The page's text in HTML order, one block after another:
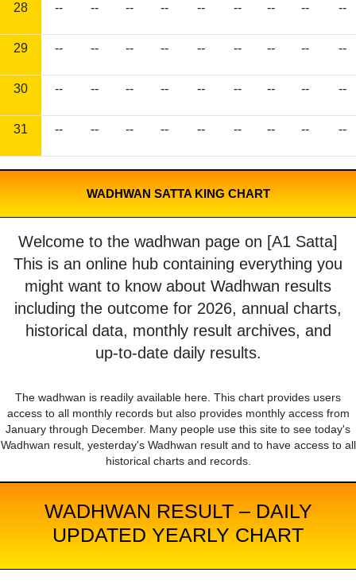
28 -- -- -- -- -- -- -- -- --
29 -- -- -- -- -- -- -- -- --
30 -- -- -- -- -- -- -- -- --
31 -- -- -- -- -- -- -- -- --
WADHWAN SATTA KING CHART
Welcome to the wadhwan page on [A1 Satta]
This is an online hub containing everything you
might want to know about Wadhwan results
including the outcome for 2026, annual charts,
historical data, monthly result archives, and
up-to-date daily results.
The wadhwan is readily available here. This chart provides users
access to all monthly records but also provides monthly access from
January through December. Many people use this site to see today's
Wadhwan result, yesterday's Wadhwan result and to have access to all
historical charts and records.
WADHWAN RESULT – DAILY
UPDATED YEARLY CHART